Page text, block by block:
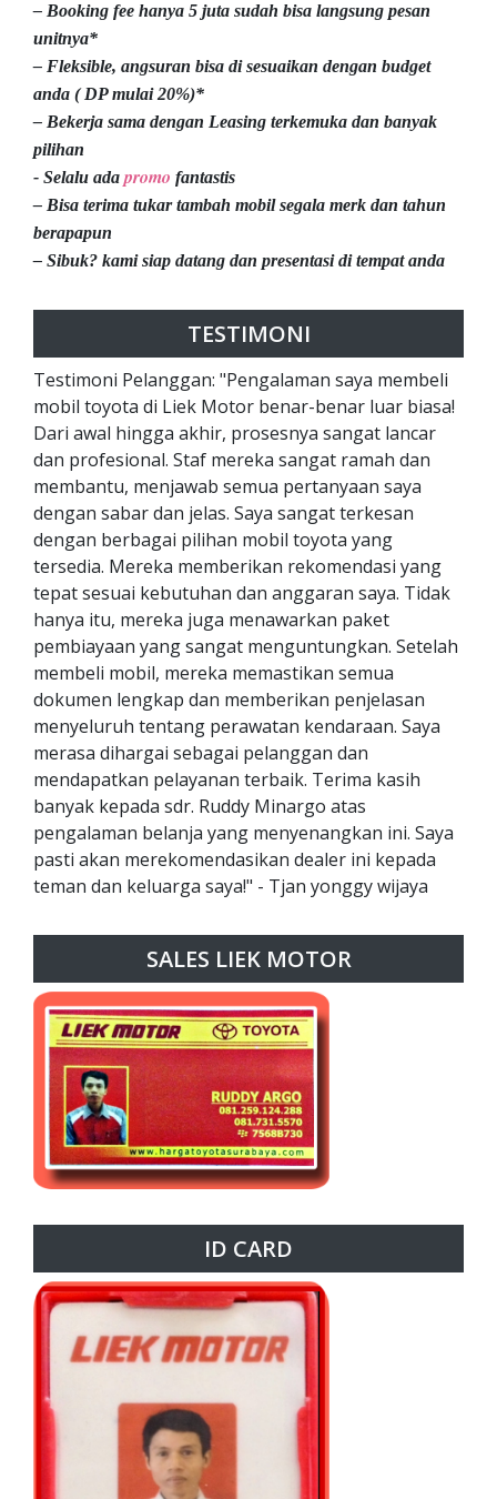
– Booking fee hanya 5 juta sudah bisa langsung pesan
unitnya*
– Fleksible, angsuran bisa di sesuaikan dengan budget
anda ( DP mulai 20%)*
– Bekerja sama dengan Leasing terkemuka dan banyak
pilihan
- Selalu ada promo fantastis
– Bisa terima tukar tambah mobil segala merk dan tahun
berapapun
– Sibuk? kami siap datang dan presentasi di tempat anda
TESTIMONI
Testimoni Pelanggan: "Pengalaman saya membeli
mobil toyota di Liek Motor benar-benar luar biasa!
Dari awal hingga akhir, prosesnya sangat lancar
dan profesional. Staf mereka sangat ramah dan
membantu, menjawab semua pertanyaan saya
dengan sabar dan jelas. Saya sangat terkesan
dengan berbagai pilihan mobil toyota yang
tersedia. Mereka memberikan rekomendasi yang
tepat sesuai kebutuhan dan anggaran saya. Tidak
hanya itu, mereka juga menawarkan paket
pembiayaan yang sangat menguntungkan. Setelah
membeli mobil, mereka memastikan semua
dokumen lengkap dan memberikan penjelasan
menyeluruh tentang perawatan kendaraan. Saya
merasa dihargai sebagai pelanggan dan
mendapatkan pelayanan terbaik. Terima kasih
banyak kepada sdr. Ruddy Minargo atas
pengalaman belanja yang menyenangkan ini. Saya
pasti akan merekomendasikan dealer ini kepada
teman dan keluarga saya!" - Tjan yonggy wijaya
SALES LIEK MOTOR
ID CARD